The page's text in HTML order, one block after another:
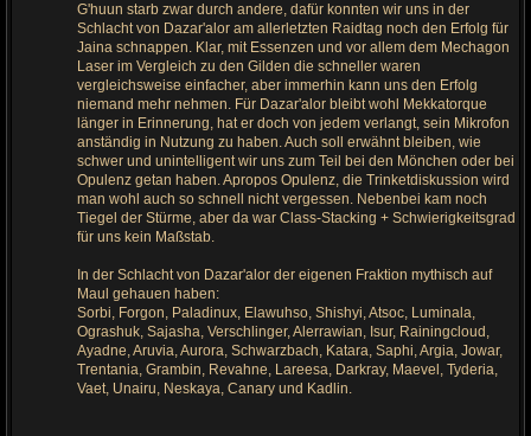
G'huun starb zwar durch andere, dafür konnten wir uns in der
Schlacht von Dazar'alor am allerletzten Raidtag noch den Erfolg für
Jaina schnappen. Klar, mit Essenzen und vor allem dem Mechagon
Laser im Vergleich zu den Gilden die schneller waren
vergleichsweise einfacher, aber immerhin kann uns den Erfolg
niemand mehr nehmen. Für Dazar'alor bleibt wohl Mekkatorque
länger in Erinnerung, hat er doch von jedem verlangt, sein Mikrofon
anständig in Nutzung zu haben. Auch soll erwähnt bleiben, wie
schwer und unintelligent wir uns zum Teil bei den Mönchen oder bei
Opulenz getan haben. Apropos Opulenz, die Trinketdiskussion wird
man wohl auch so schnell nicht vergessen. Nebenbei kam noch
Tiegel der Stürme, aber da war Class-Stacking + Schwierigkeitsgrad
für uns kein Maßstab.
In der Schlacht von Dazar'alor der eigenen Fraktion mythisch auf
Maul gehauen haben:
Sorbi, Forgon, Paladinux, Elawuhso, Shishyi, Atsoc, Luminala,
Ograshuk, Sajasha, Verschlinger, Alerrawian, Isur, Rainingcloud,
Ayadne, Aruvia, Aurora, Schwarzbach, Katara, Saphi, Argia, Jowar,
Trentania, Grambin, Revahne, Lareesa, Darkray, Maevel, Tyderia,
Vaet, Unairu, Neskaya, Canary und Kadlin.